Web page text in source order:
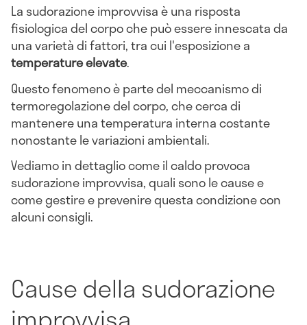
La sudorazione improvvisa è una risposta
fisiologica del corpo che può essere innescata da
una varietà di fattori, tra cui l'esposizione a
temperature elevate.
Questo fenomeno è parte del meccanismo di
termoregolazione del corpo, che cerca di
mantenere una temperatura interna costante
nonostante le variazioni ambientali.
Vediamo in dettaglio come il caldo provoca
sudorazione improvvisa, quali sono le cause e
come gestire e prevenire questa condizione con
alcuni consigli.
Cause della sudorazione